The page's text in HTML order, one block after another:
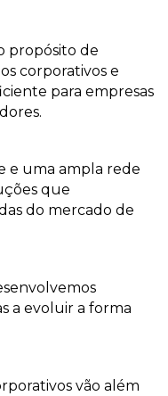
propósito de
corporativos e
para empresas
e uma ampla rede
que
do mercado de
a evoluir a forma
vão além